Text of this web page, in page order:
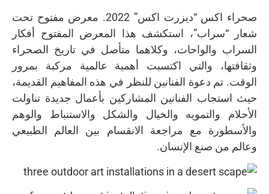
صحراء اكس “ديزرت اكس” 2022. معرض مفتوح تحت
شعار “سراب”، استكشف هذا المعرض المفتوح أفكار
السراب والواحات، وكلاهما متأصل في تاريخ الصحراء
وثقافتها، والتي اكتسبت أهمية عالمية مركبة بمرور
الوقت. تم دعوة الفنانين للنظر في هذه المفاهيم القديمة،
حيث استجاب الفنانين المشاركين بأعمال جديدة تناولت
الأحلام والتمويه والخيال والشكل والاستنباط والوهم
والأسطورة مع مراجعة الانقسام بين العالم الطبيعي
وعالم من صنع الإنسان.